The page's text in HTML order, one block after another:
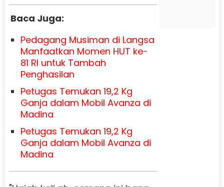
Baca Juga:
Pedagang Musiman di Langsa
Manfaatkan Momen HUT ke-
81 RI untuk Tambah
Penghasilan
Petugas Temukan 19,2 Kg
Ganja dalam Mobil Avanza di
Madina
Petugas Temukan 19,2 Kg
Ganja dalam Mobil Avanza di
Madina